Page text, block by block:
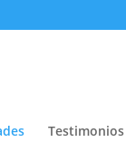
Testimonios